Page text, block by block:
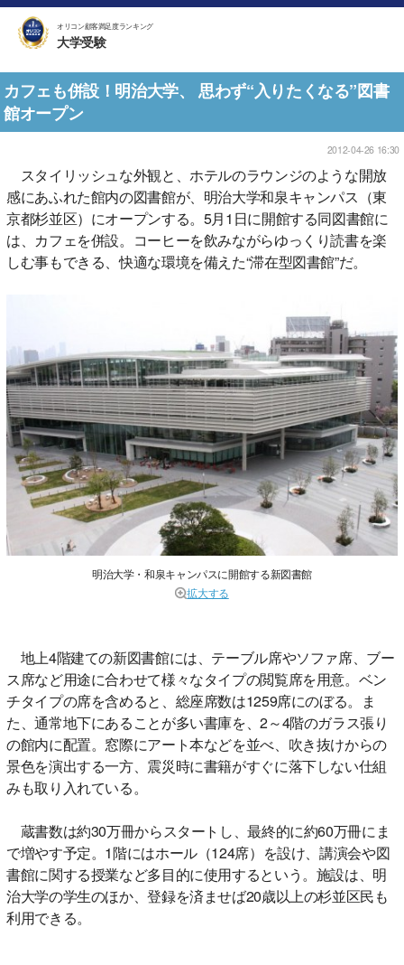
オリコン顧客満足度ランキング
大学受験
カフェも併設！明治大学、 思わず“入りたくなる”図書
館オープン
2012-04-26 16:30
スタイリッシュな外観と、ホテルのラウンジのような開放
感にあふれた館内の図書館が、明治大学和泉キャンパス（東
京都杉並区）にオープンする。5月1日に開館する同図書館に
は、カフェを併設。コーヒーを飲みながらゆっくり読書を楽
しむ事もできる、快適な環境を備えた“滞在型図書館”だ。
明治大学・和泉キャンパスに開館する新図書館
拡大する
地上4階建ての新図書館には、テーブル席やソファ席、ブー
ス席など用途に合わせて様々なタイプの閲覧席を用意。ベン
チタイプの席を含めると、総座席数は1259席にのぼる。ま
た、通常地下にあることが多い書庫を、2～4階のガラス張り
の館内に配置。窓際にアート本などを並べ、吹き抜けからの
景色を演出する一方、震災時に書籍がすぐに落下しない仕組
みも取り入れている。
蔵書数は約30万冊からスタートし、最終的に約60万冊にま
で増やす予定。1階にはホール（124席）を設け、講演会や図
書館に関する授業など多目的に使用するという。施設は、明
治大学の学生のほか、登録を済ませば20歳以上の杉並区民も
利用できる。